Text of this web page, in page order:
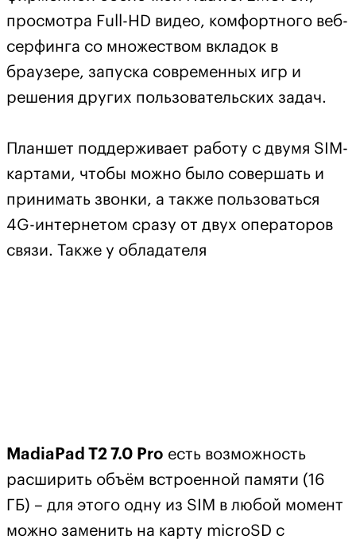
просмотра Full-HD видео, комфортного веб-
серфинга со множеством вкладок в
браузере, запуска современных игр и
решения других пользовательских задач.
Планшет поддерживает работу с двумя SIM-
картами, чтобы можно было совершать и
принимать звонки, а также пользоваться
4G-интернетом сразу от двух операторов
связи. Также у обладателя
MadiaPad T2 7.0 Pro есть возможность
расширить объём встроенной памяти (16
ГБ) – для этого одну из SIM в любой момент
можно заменить на карту microSD с